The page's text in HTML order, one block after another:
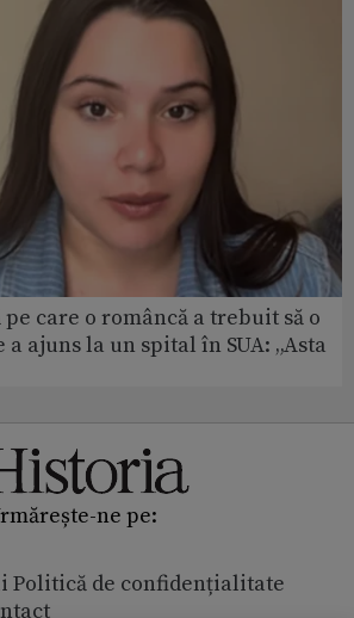
care o româncă a trebuit să o
a ajuns la un spital în SUA: „Asta
ne pe:
Politică de confidențialitate